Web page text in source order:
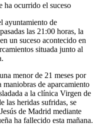
ha ocurrido el suceso
ayuntamiento de
las 21:00 horas, la
un suceso acontecido en
situada junto al
menor de 21 meses por
maniobras de aparcamiento
a la clínica Virgen de
las heridas sufridas, se
de Madrid mediante
ha fallecido esta mañana.